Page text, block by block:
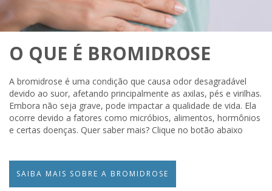
O QUE É BROMIDROSE
A bromidrose é uma condição que causa odor desagradável
devido ao suor, afetando principalmente as axilas, pés e virilhas.
Embora não seja grave, pode impactar a qualidade de vida. Ela
ocorre devido a fatores como micróbios, alimentos, hormônios
e certas doenças. Quer saber mais? Clique no botão abaixo
SAIBA MAIS SOBRE A BROMIDROSE